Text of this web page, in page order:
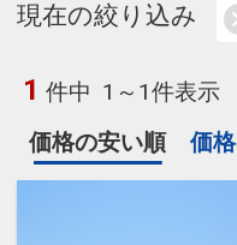
現在の絞り込み
1 件中 1～1件表示
価格の安い順
価